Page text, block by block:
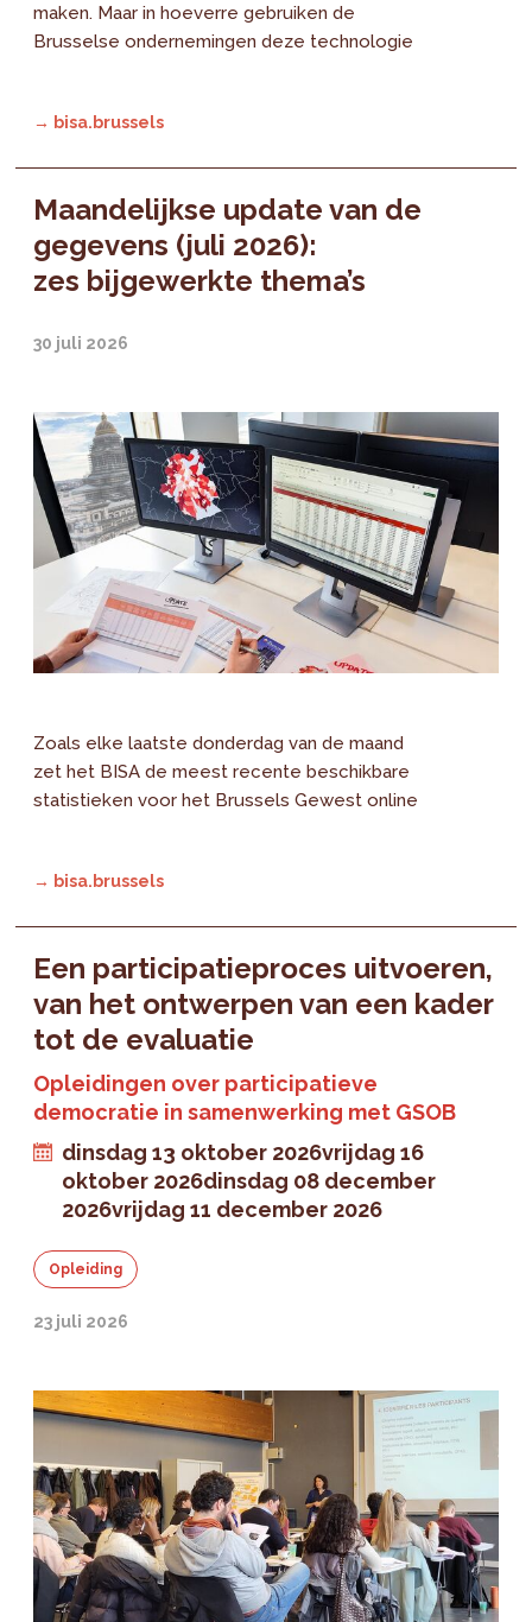
maken. Maar in hoeverre gebruiken de
Brusselse ondernemingen deze technologie
→ bisa.brussels
Maandelijkse update van de
gegevens (juli 2026):
zes bijgewerkte thema’s
30 juli 2026
Zoals elke laatste donderdag van de maand
zet het BISA de meest recente beschikbare
statistieken voor het Brussels Gewest online
→ bisa.brussels
Een participatieproces uitvoeren,
van het ontwerpen van een kader
tot de evaluatie
Opleidingen over participatieve
democratie in samenwerking met GSOB
dinsdag 13 oktober 2026vrijdag 16
oktober 2026dinsdag 08 december
2026vrijdag 11 december 2026
Opleiding
23 juli 2026